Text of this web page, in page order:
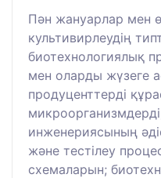
Пән жануарлар мен
культивирлеудің
биотехнологиялық
мен оларды жүзеге
продуценттерді
инженериясының
және тестілеу
схемаларын;